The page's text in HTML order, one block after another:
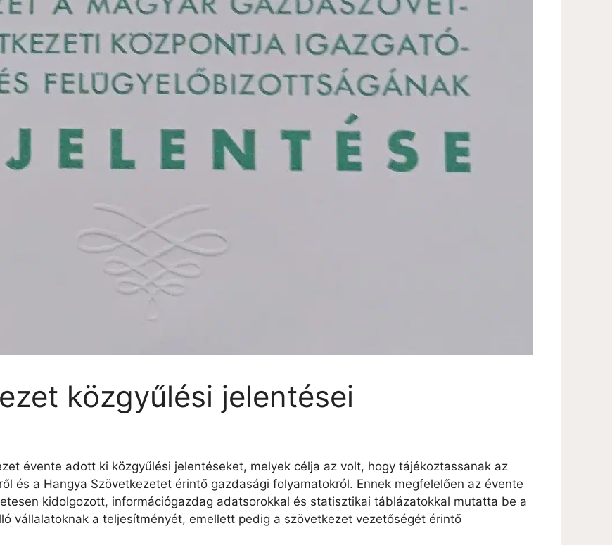
közgyűlési jelentései
évente adott ki közgyűlési jelentéseket, melyek célja az volt, hogy tájékoztassanak az
és a Hangya Szövetkezetet érintő gazdasági folyamatokról. Ennek megfelelően az évente
kidolgozott, információgazdag adatsorokkal és statisztikai táblázatokkal mutatta be a
vállalatoknak a teljesítményét, emellett pedig a szövetkezet vezetőségét érintő